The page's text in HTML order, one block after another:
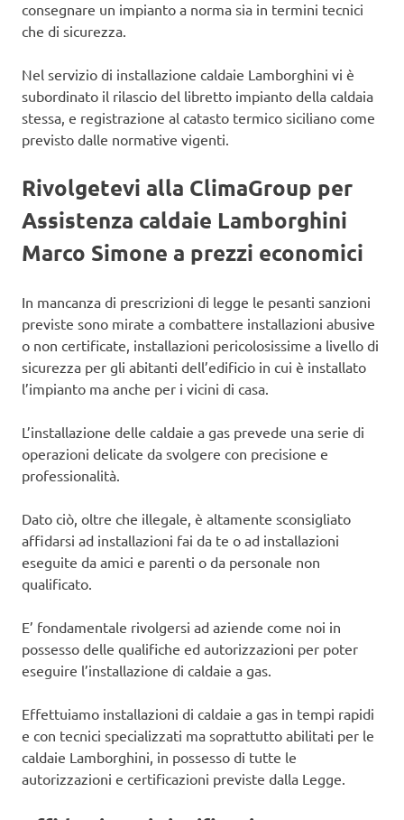
consegnare un impianto a norma sia in termini tecnici
che di sicurezza.
Nel servizio di installazione caldaie Lamborghini vi è
subordinato il rilascio del libretto impianto della caldaia
stessa, e registrazione al catasto termico siciliano come
previsto dalle normative vigenti.
Rivolgetevi alla ClimaGroup per
Assistenza caldaie Lamborghini
Marco Simone a prezzi economici
In mancanza di prescrizioni di legge le pesanti sanzioni
previste sono mirate a combattere installazioni abusive
o non certificate, installazioni pericolosissime a livello di
sicurezza per gli abitanti dell’edificio in cui è installato
l’impianto ma anche per i vicini di casa.
L’installazione delle caldaie a gas prevede una serie di
operazioni delicate da svolgere con precisione e
professionalità.
Dato ciò, oltre che illegale, è altamente sconsigliato
affidarsi ad installazioni fai da te o ad installazioni
eseguite da amici e parenti o da personale non
qualificato.
E’ fondamentale rivolgersi ad aziende come noi in
possesso delle qualifiche ed autorizzazioni per poter
eseguire l’installazione di caldaie a gas.
Effettuiamo installazioni di caldaie a gas in tempi rapidi
e con tecnici specializzati ma soprattutto abilitati per le
caldaie Lamborghini, in possesso di tutte le
autorizzazioni e certificazioni previste dalla Legge.